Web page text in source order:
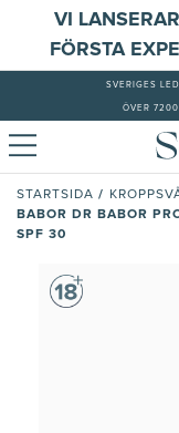
VI
FÖRSTA
SVERIGES
ÖVER
STARTSIDA /
BABOR DR BABOR
SPF 30